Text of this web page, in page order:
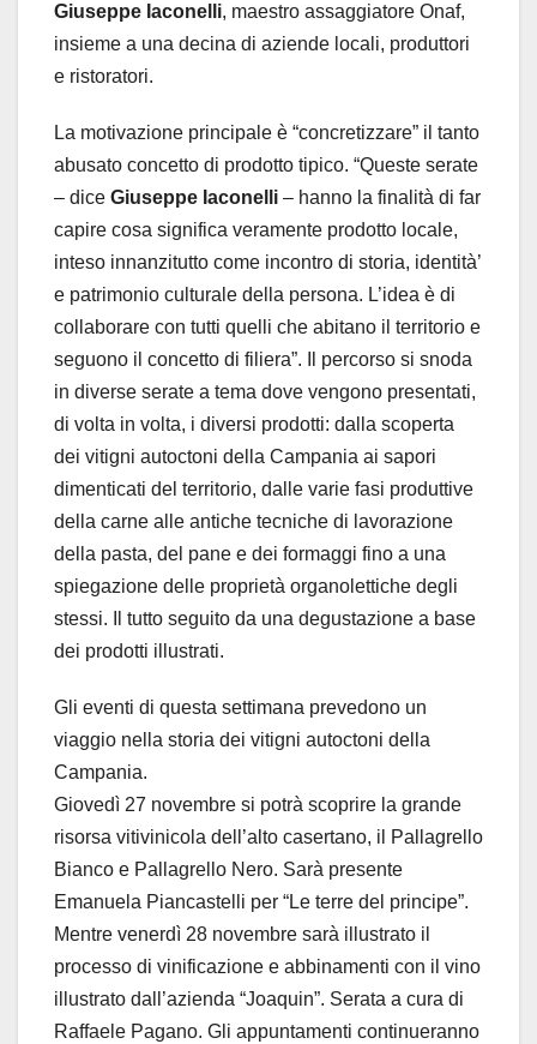
Giuseppe Iaconelli, maestro assaggiatore Onaf,
insieme a una decina di aziende locali, produttori
e ristoratori.
La motivazione principale è “concretizzare” il tanto
abusato concetto di prodotto tipico. “Queste serate
– dice Giuseppe Iaconelli – hanno la finalità di far
capire cosa significa veramente prodotto locale,
inteso innanzitutto come incontro di storia, identità’
e patrimonio culturale della persona. L’idea è di
collaborare con tutti quelli che abitano il territorio e
seguono il concetto di filiera”. Il percorso si snoda
in diverse serate a tema dove vengono presentati,
di volta in volta, i diversi prodotti: dalla scoperta
dei vitigni autoctoni della Campania ai sapori
dimenticati del territorio, dalle varie fasi produttive
della carne alle antiche tecniche di lavorazione
della pasta, del pane e dei formaggi fino a una
spiegazione delle proprietà organolettiche degli
stessi. Il tutto seguito da una degustazione a base
dei prodotti illustrati.
Gli eventi di questa settimana prevedono un
viaggio nella storia dei vitigni autoctoni della
Campania.
Giovedì 27 novembre si potrà scoprire la grande
risorsa vitivinicola dell’alto casertano, il Pallagrello
Bianco e Pallagrello Nero. Sarà presente
Emanuela Piancastelli per “Le terre del principe”.
Mentre venerdì 28 novembre sarà illustrato il
processo di vinificazione e abbinamenti con il vino
illustrato dall’azienda “Joaquin”. Serata a cura di
Raffaele Pagano. Gli appuntamenti continueranno